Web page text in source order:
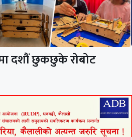
दशौं छुकछुके रोबोट